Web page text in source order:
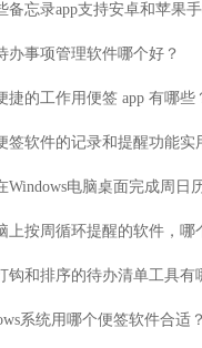
备忘录app支持安卓和苹果
办事项管理软件哪个好？
捷的工作用便签 app 有哪些
签软件的记录和提醒功能实
Windows电脑桌面完成周日
上按周循环提醒的软件，哪
钩和排序的待办清单工具有
系统用哪个便签软件合适？